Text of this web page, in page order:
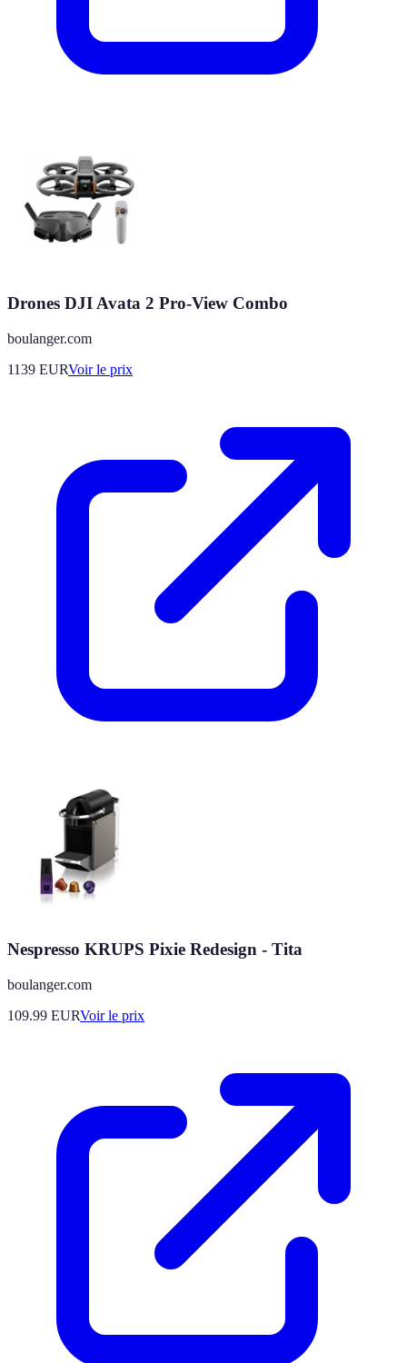
Drones DJI Avata 2 Pro-View Combo
boulanger.com
1139 EURVoir le prix
Nespresso KRUPS Pixie Redesign - Tita
boulanger.com
109.99 EURVoir le prix